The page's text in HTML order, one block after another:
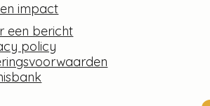
impact
een bericht
policy